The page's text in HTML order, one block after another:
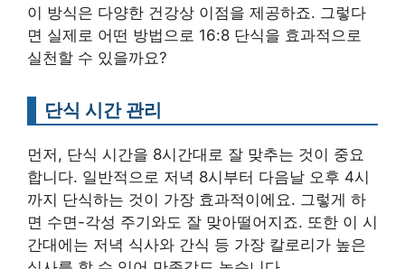
이 방식은 다양한 건강상 이점을 제공하죠. 그렇다
면 실제로 어떤 방법으로 16:8 단식을 효과적으로
실천할 수 있을까요?
단식 시간 관리
먼저, 단식 시간을 8시간대로 잘 맞추는 것이 중요
합니다. 일반적으로 저녁 8시부터 다음날 오후 4시
까지 단식하는 것이 가장 효과적이에요. 그렇게 하
면 수면-각성 주기와도 잘 맞아떨어지죠. 또한 이 시
간대에는 저녁 식사와 간식 등 가장 칼로리가 높은